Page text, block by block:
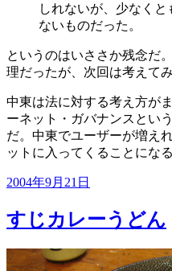
しれないが、少なくと
ないものだった。
というのはいささか残念だ
理だったが、次回は考えてみ
中東は法に対する考え方が
ーネット・ガバナンスとい
だ。中東でユーザーが増え
ットに入ってくることにな
投
日:
2004年9月21日
すじカレーうどん